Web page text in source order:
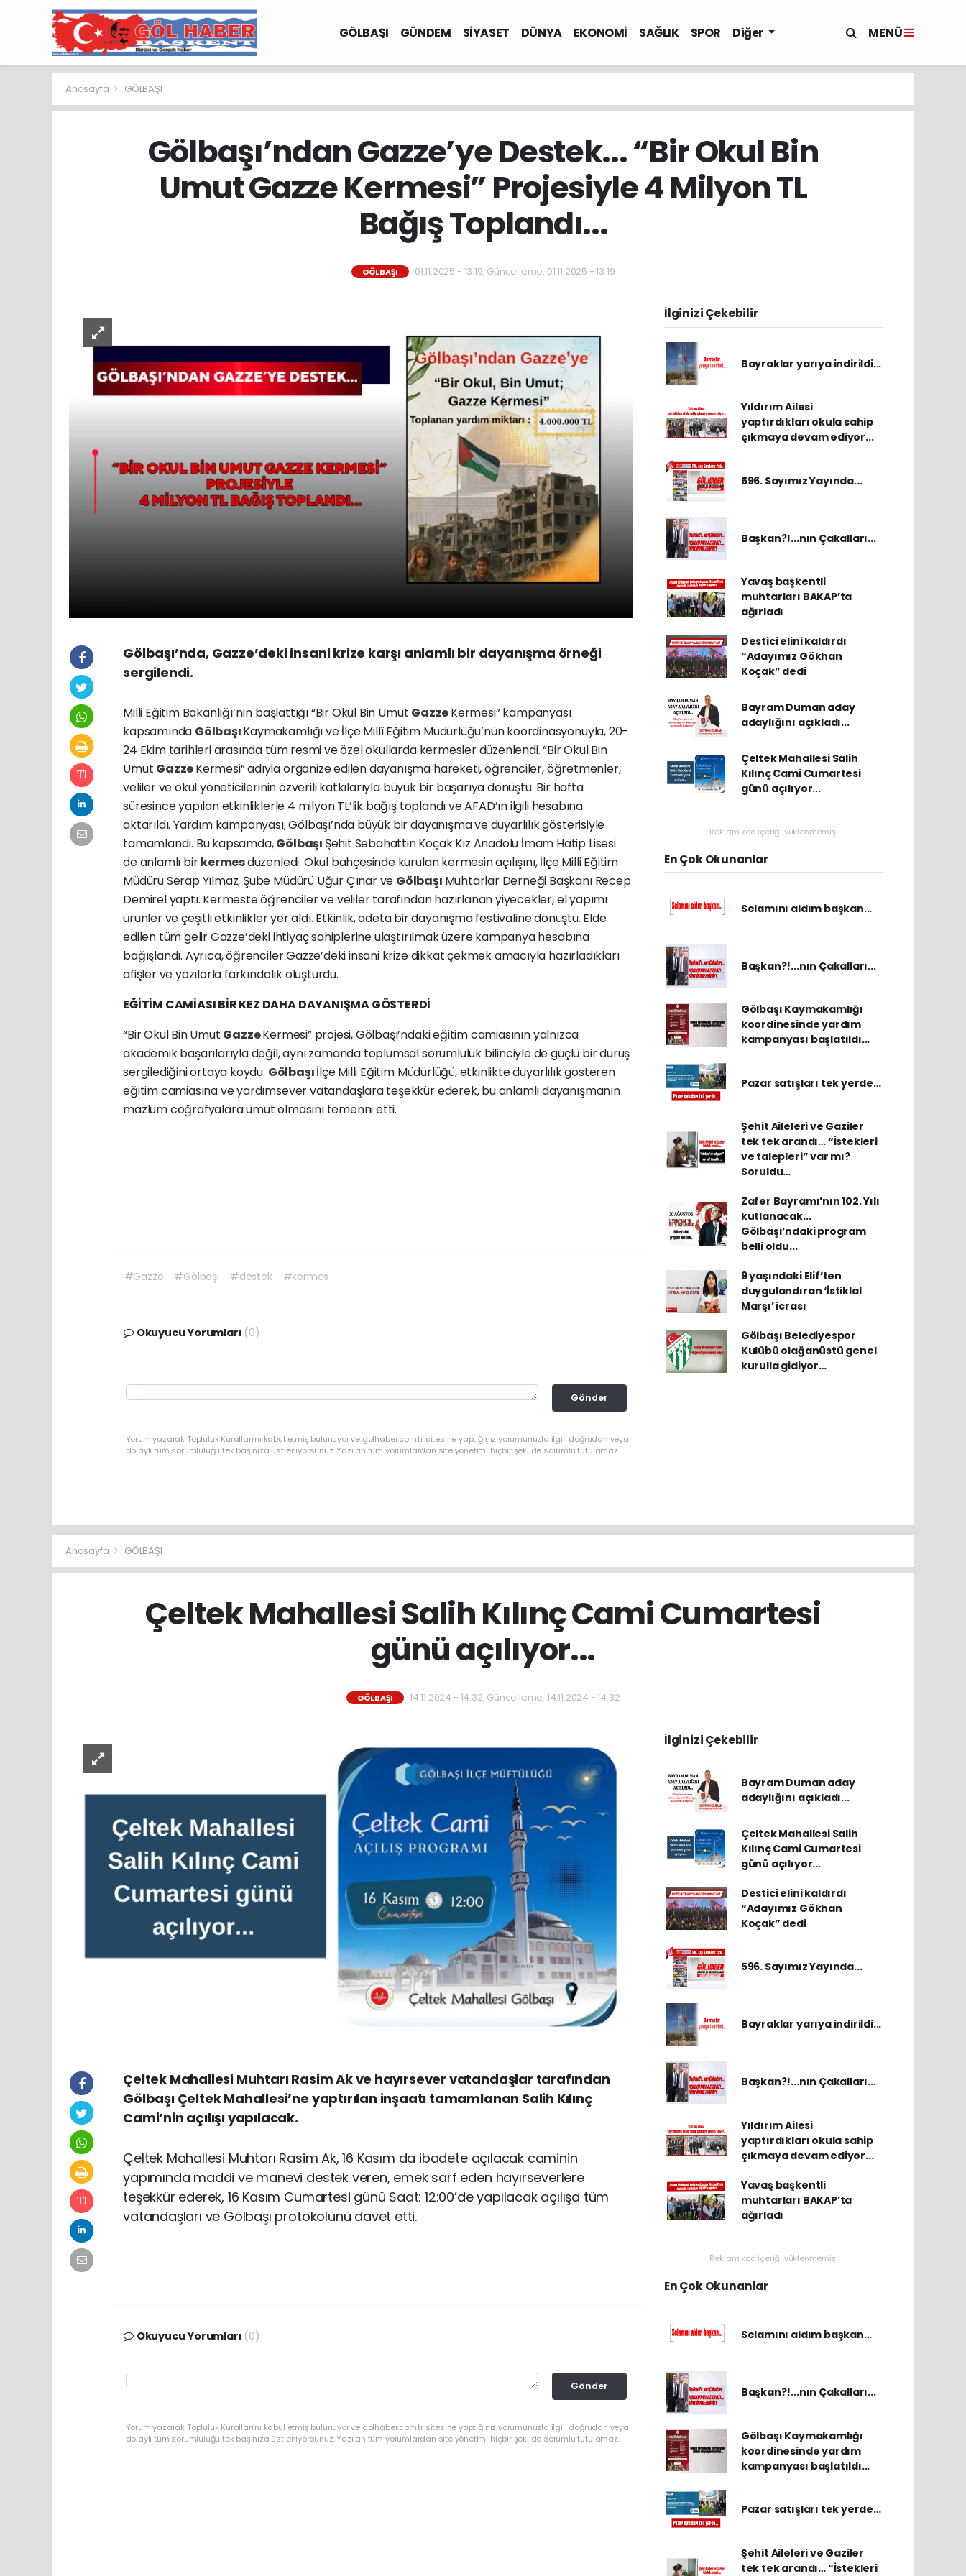
GÖLBAŞI GÜNDEM SİYASET DÜNYA EKONOMİ SAĞLIK SPOR Diğer MENÜ
Anasayfa GÖLBAŞI
Gölbaşı’ndan Gazze’ye Destek... “Bir Okul Bin
Umut Gazze Kermesi” Projesiyle 4 Milyon TL
Bağış Toplandı...
GÖLBAŞI 01.11.2025 - 13:19, Güncelleme: 01.11.2025 - 13:19
Gölbaşı’nda, Gazze’deki insani krize karşı anlamlı bir dayanışma örneği
sergilendi.
Milli Eğitim Bakanlığı’nın başlattığı “Bir Okul Bin Umut GazzeKermesi” kampanyası
kapsamında GölbaşıKaymakamlığı ve İlçe Millî Eğitim Müdürlüğü’nün koordinasyonuyla, 20-
24 Ekim tarihleri arasında tüm resmi ve özel okullarda kermesler düzenlendi. “Bir Okul Bin
Umut GazzeKermesi” adıyla organize edilen dayanışma hareketi, öğrenciler, öğretmenler,
veliler ve okul yöneticilerinin özverili katkılarıyla büyük bir başarıya dönüştü. Bir hafta
süresince yapılan etkinliklerle 4 milyon TL’lik bağış toplandı ve AFAD’ın ilgili hesabına
aktarıldı. Yardım kampanyası, Gölbaşı’nda büyük bir dayanışma ve duyarlılık gösterisiyle
tamamlandı. Bu kapsamda,Gölbaşı Şehit Sebahattin Koçak Kız Anadolu İmam Hatip Lisesi
de anlamlı birkermesdüzenledi. Okul bahçesinde kurulan kermesin açılışını, İlçe Milli Eğitim
Müdürü Serap Yılmaz, Şube Müdürü Uğur Çınar ve Gölbaşı Muhtarlar Derneği Başkanı Recep
Demirel yaptı. Kermeste öğrenciler ve veliler tarafından hazırlanan yiyecekler, el yapımı
ürünler ve çeşitli etkinlikler yer aldı. Etkinlik, adeta bir dayanışma festivaline dönüştü. Elde
edilen tüm gelir Gazze’deki ihtiyaç sahiplerine ulaştırılmak üzere kampanya hesabına
bağışlandı. Ayrıca, öğrenciler Gazze’deki insani krize dikkat çekmek amacıyla hazırladıkları
afişler ve yazılarla farkındalık oluşturdu.
EĞİTİM CAMİASI BİR KEZ DAHA DAYANIŞMA GÖSTERDİ
“Bir Okul Bin Umut GazzeKermesi” projesi, Gölbaşı’ndaki eğitim camiasının yalnızca
akademik başarılarıyla değil, aynı zamanda toplumsal sorumluluk bilinciyle de güçlü bir duruş
sergilediğini ortaya koydu. Gölbaşıİlçe Milli Eğitim Müdürlüğü, etkinlikte duyarlılık gösteren
eğitim camiasına ve yardımsever vatandaşlara teşekkür ederek, bu anlamlı dayanışmanın
mazlum coğrafyalara umut olmasını temenni etti.
#Gazze #Gölbaşı #destek #kermes
Okuyucu Yorumları (0)
Gönder
Yorum yazarak Topluluk Kuralları’nı kabul etmiş bulunuyor ve golhaber.com.tr sitesine yaptığınız yorumunuzla ilgili doğrudan veya
dolaylı tüm sorumluluğu tek başınıza üstleniyorsunuz. Yazılan tüm yorumlardan site yönetimi hiçbir şekilde sorumlu tutulamaz.
İlginizi Çekebilir
Bayraklar yarıya indirildi...
Yıldırım Ailesi
yaptırdıkları okula sahip
çıkmaya devam ediyor...
596. Sayımız Yayında...
Başkan?!...nın Çakalları...
Yavaş başkentli
muhtarları BAKAP’ta
ağırladı
Destici elini kaldırdı
“Adayımız Gökhan
Koçak” dedi
Bayram Duman aday
adaylığını açıkladı...
Çeltek Mahallesi Salih
Kılınç Cami Cumartesi
günü açılıyor...
Reklam kod içeriği yüklenmemiş.
En Çok Okunanlar
Selamını aldım başkan...
Başkan?!...nın Çakalları...
Gölbaşı Kaymakamlığı
koordinesinde yardım
kampanyası başlatıldı...
Pazar satışları tek yerde…
Şehit Aileleri ve Gaziler
tek tek arandı… “İstekleri
ve talepleri” var mı?
Soruldu…
Zafer Bayramı’nın 102. Yılı
kutlanacak...
Gölbaşı’ndaki program
belli oldu...
9 yaşındaki Elif’ten
duygulandıran ‘İstiklal
Marşı’ icrası
Gölbaşı Belediyespor
Kulübü olağanüstü genel
kurulla gidiyor…
Anasayfa GÖLBAŞI
Çeltek Mahallesi Salih Kılınç Cami Cumartesi
günü açılıyor...
GÖLBAŞI 14.11.2024 - 14:32, Güncelleme: 14.11.2024 - 14:32
Çeltek Mahallesi Muhtarı Rasim Ak ve hayırsever vatandaşlar tarafından
Gölbaşı Çeltek Mahallesi’ne yaptırılan inşaatı tamamlanan Salih Kılınç
Cami’nin açılışı yapılacak.
Çeltek Mahallesi Muhtarı Rasim Ak, 16 Kasım da ibadete açılacak caminin
yapımında maddi ve manevi destek veren, emek sarf eden hayırseverlere
teşekkür ederek, 16 Kasım Cumartesi günü Saat: 12:00’de yapılacak açılışa tüm
vatandaşları ve Gölbaşı protokolünü davet etti.
Okuyucu Yorumları (0)
Gönder
Yorum yazarak Topluluk Kuralları’nı kabul etmiş bulunuyor ve golhaber.com.tr sitesine yaptığınız yorumunuzla ilgili doğrudan veya
dolaylı tüm sorumluluğu tek başınıza üstleniyorsunuz. Yazılan tüm yorumlardan site yönetimi hiçbir şekilde sorumlu tutulamaz.
İlginizi Çekebilir
Bayram Duman aday
adaylığını açıkladı...
Çeltek Mahallesi Salih
Kılınç Cami Cumartesi
günü açılıyor...
Destici elini kaldırdı
“Adayımız Gökhan
Koçak” dedi
596. Sayımız Yayında...
Bayraklar yarıya indirildi...
Başkan?!...nın Çakalları...
Yıldırım Ailesi
yaptırdıkları okula sahip
çıkmaya devam ediyor...
Yavaş başkentli
muhtarları BAKAP’ta
ağırladı
Reklam kod içeriği yüklenmemiş.
En Çok Okunanlar
Selamını aldım başkan...
Başkan?!...nın Çakalları...
Gölbaşı Kaymakamlığı
koordinesinde yardım
kampanyası başlatıldı...
Pazar satışları tek yerde…
Şehit Aileleri ve Gaziler
tek tek arandı… “İstekleri